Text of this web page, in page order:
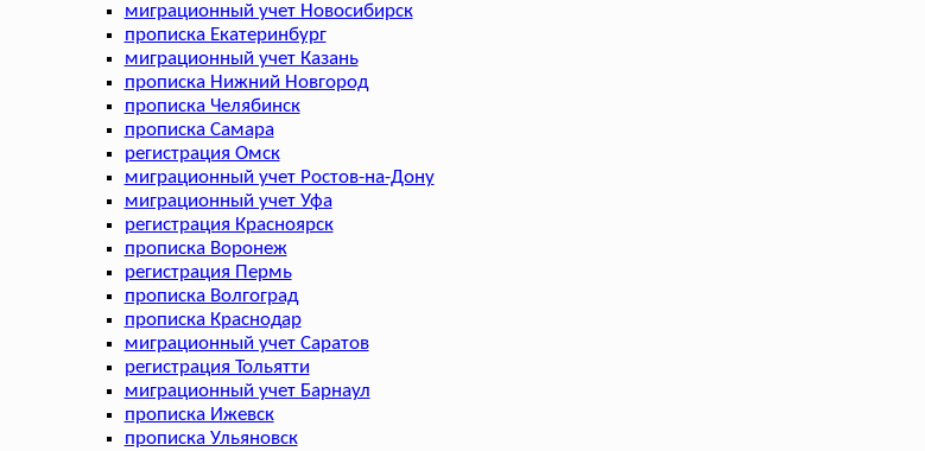
миграционный учет Новосибирск
прописка Екатеринбург
миграционный учет Казань
прописка Нижний Новгород
прописка Челябинск
прописка Самара
регистрация Омск
миграционный учет Ростов-на-Дону
миграционный учет Уфа
регистрация Красноярск
прописка Воронеж
регистрация Пермь
прописка Волгоград
прописка Краснодар
миграционный учет Саратов
регистрация Тольятти
миграционный учет Барнаул
прописка Ижевск
прописка Ульяновск